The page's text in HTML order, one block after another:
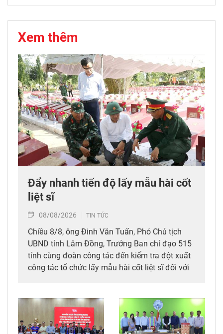
Xem thêm
Đẩy nhanh tiến độ lấy mẫu hài cốt
liệt sĩ
08/08/2026 TIN TỨC
Chiều 8/8, ông Đinh Văn Tuấn, Phó Chủ tịch
UBND tỉnh Lâm Đồng, Trưởng Ban chỉ đạo 515
tỉnh cùng đoàn công tác đến kiểm tra đột xuất
công tác tổ chức lấy mẫu hài cốt liệt sĩ đối với
thời tặng quà cho cán bộ, chiến sĩ tham gia
công tác lấy mẫu tại đây.